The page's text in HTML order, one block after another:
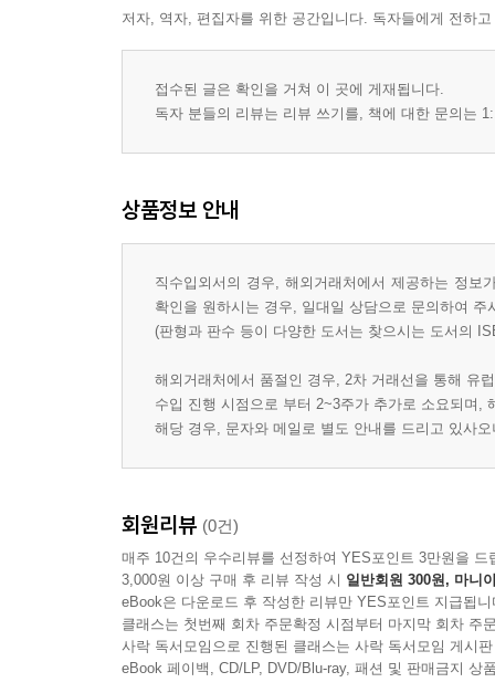
저자, 역자, 편집자를 위한 공간입니다. 독자들에게 전하
접수된 글은 확인을 거쳐 이 곳에 게재됩니다.
독자 분들의 리뷰는 리뷰 쓰기를, 책에 대한 문의는
상품정보 안내
직수입외서의 경우, 해외거래처에서 제공하는 정
확인을 원하시는 경우, 일대일 상담으로 문의하여 주
(판형과 판수 등이 다양한 도서는 찾으시는 도서의
해외거래처에서 품절인 경우, 2차 거래선을 통해 유
수입 진행 시점으로 부터 2~3주가 추가로 소요되며,
해당 경우, 문자와 메일로 별도 안내를 드리고 있사
회원리뷰 (0건)
매주 10건의 우수리뷰를 선정하여 YES포인트 3만원을 드
3,000원 이상 구매 후 리뷰 작성 시 일반회원 300원, 마니
eBook은 다운로드 후 작성한 리뷰만 YES포인트 지급됩니
클래스는 첫번째 회차 주문확정 시점부터 마지막 회차 주
사락 독서모임으로 진행된 클래스는 사락 독서모임 게시
eBook 페이백, CD/LP, DVD/Blu-ray, 패션 및 판매금지 상